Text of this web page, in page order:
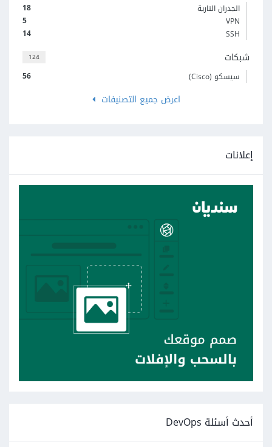
18
الجدران النارية
5
VPN
14
SSH
124 شبكات
56 سيسكو (Cisco)
اعرض جميع التصنيفات
إعلانات
أحدث أسئلة DevOps